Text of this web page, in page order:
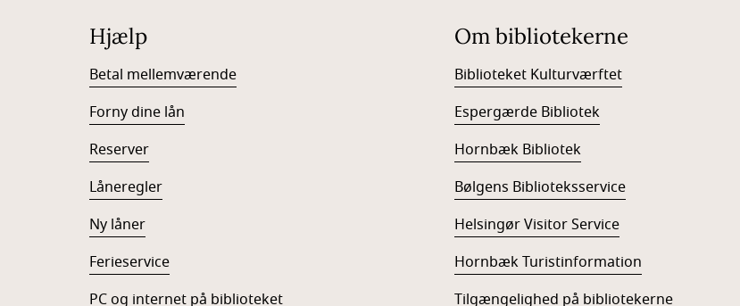
Hjælp
Betal mellemværende
Forny dine lån
Reserver
Låneregler
Ny låner
Ferieservice
PC og internet på biblioteket
Om bibliotekerne
Biblioteket Kulturværftet
Espergærde Bibliotek
Hornbæk Bibliotek
Bølgens Biblioteksservice
Helsingør Visitor Service
Hornbæk Turistinformation
Tilgængelighed på bibliotekerne